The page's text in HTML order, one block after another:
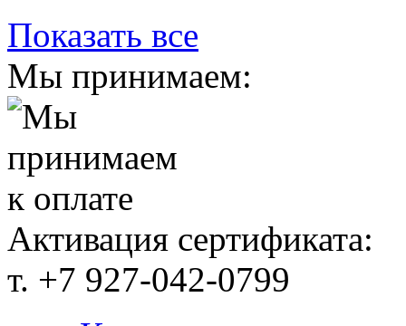
Показать все
Мы принимаем:
Активация сертификата:
т. +7 927-042-0799